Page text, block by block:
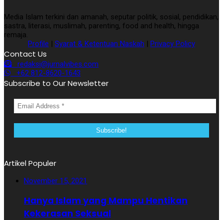
Media Islam terkini dan amanah, seputar politik, sosial, pendidikan,
sastra, literasi, muslimah, parenting, food and health, hingga
remaja.
Profile
Syarat & Ketentuan Naskah Privacy Policy
Contact Us
redaksi@jurnalvibes.com
+62 812-8620-1643
Subscribe to Our Newsletter
Artikel Populer
November 15, 2021
Hanya Islam yang Mampu Hentikan
Kekerasan Seksual